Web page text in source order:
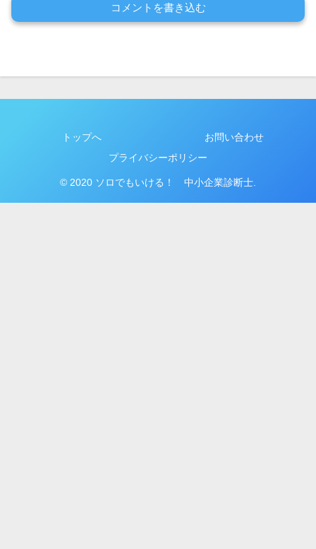
コメントを書き込む
トップへ
お問い合わせ
プライバシーポリシー
© 2020 ソロでもいける！ 中小企業診断士.